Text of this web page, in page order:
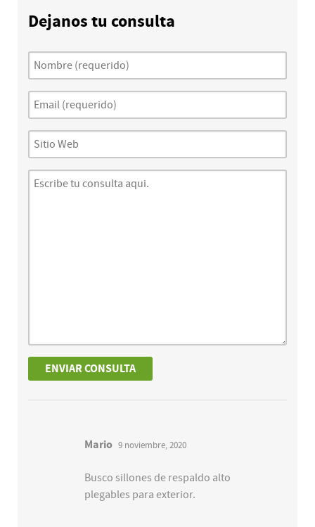
Dejanos tu consulta
Mario 9 noviembre, 2020
Busco sillones de respaldo alto
plegables para exterior.